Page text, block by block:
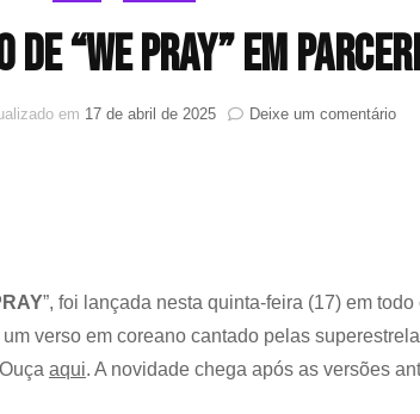
“WE PRAY” em
em 17 de abril de 2025 Deixe um comentárioem
”, foi lançada nesta quinta-feira (17) em todo
verso em coreano cantado pelas
aqui. A novidade chega após as versões